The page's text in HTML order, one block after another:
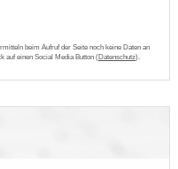
beim Aufruf der Seite noch keine Daten an
auf einen Social Media Button (Datenschutz).